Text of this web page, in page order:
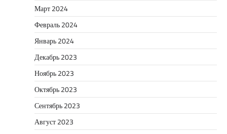
Март 2024
Февраль 2024
Январь 2024
Декабрь 2023
Ноябрь 2023
Октябрь 2023
Сентябрь 2023
Август 2023